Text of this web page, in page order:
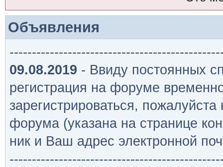
Объявления
09.08.2019 - Ввиду постоянных
регистрация на форуме
зарегистрироваться,
форума (указана на странице
ник и Ваш адрес электронной